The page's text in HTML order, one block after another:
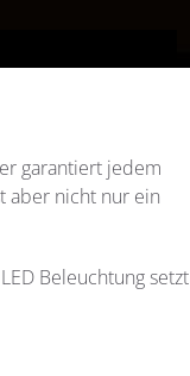
garantiert jedem
aber nicht nur ein
Beleuchtung setzt